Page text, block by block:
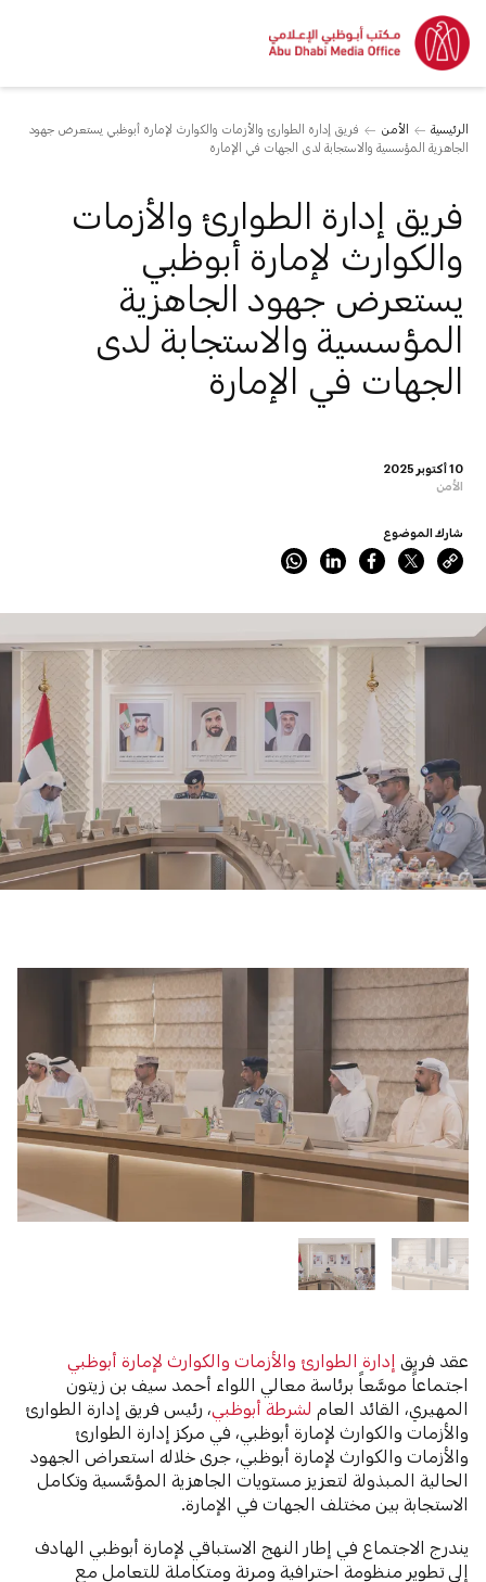
الرئيسية الأمن
فريق إدارة الطوارئ والأزمات والكوارث لإمارة أبوظبي يستعرض جهود
الجاهزية المؤسسية والاستجابة لدى الجهات في الإمارة
10 أكتوبر 2025
الأمن
فريق إدارة الطوارئ والأزمات
والكوارث لإمارة أبوظبي
يستعرض جهود الجاهزية
المؤسسية والاستجابة لدى
الجهات في الإمارة
شارك الموضوع
عقد فريق إدارة الطوارئ والأزمات والكوارث لإمارة أبوظبي
اجتماعاً موسَّعاً برئاسة معالي اللواء أحمد سيف بن زيتون
المهيري، القائد العام لشرطة أبوظبي ، رئيس فريق إدارة الطوارئ
والأزمات والكوارث لإمارة أبوظبي، في مركز إدارة الطوارئ
والأزمات والكوارث لإمارة أبوظبي، جرى خلاله استعراض الجهود
الحالية المبذولة لتعزيز مستويات الجاهزية المؤسَّسية وتكامل
الاستجابة بين مختلف الجهات في الإمارة.
يندرج الاجتماع في إطار النهج الاستباقي لإمارة أبوظبي الهادف
إلى تطوير منظومة احترافية ومرنة ومتكاملة للتعامل مع